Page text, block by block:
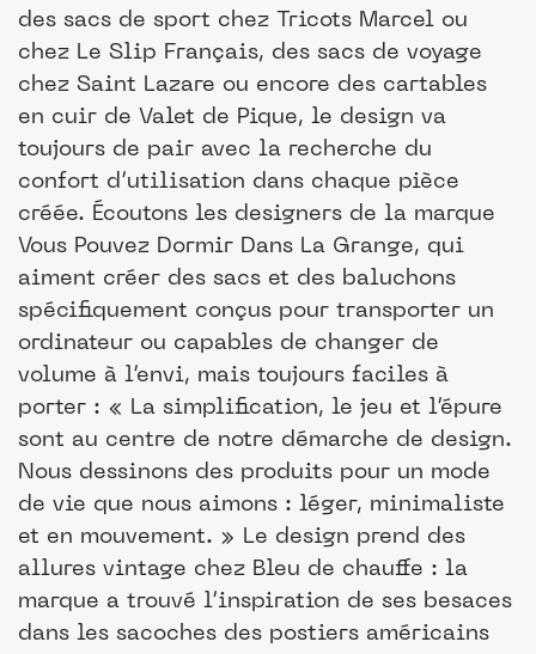
des sacs de sport chez Tricots Marcel ou
chez Le Slip Français, des sacs de voyage
chez Saint Lazare ou encore des cartables
en cuir de Valet de Pique, le design va
toujours de pair avec la recherche du
confort d’utilisation dans chaque pièce
créée. Écoutons les designers de la marque
Vous Pouvez Dormir Dans La Grange, qui
aiment créer des sacs et des baluchons
spécifiquement conçus pour transporter un
ordinateur ou capables de changer de
volume à l’envi, mais toujours faciles à
porter : « La simplification, le jeu et l’épure
sont au centre de notre démarche de design.
Nous dessinons des produits pour un mode
de vie que nous aimons : léger, minimaliste
et en mouvement. » Le design prend des
allures vintage chez Bleu de chauffe : la
marque a trouvé l’inspiration de ses besaces
dans les sacoches des postiers américains